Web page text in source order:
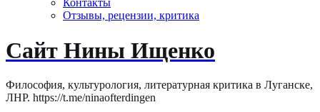
Контакты
Отзывы, рецензии, критика
Сайт Нины Ищенко
Философия, культурология, литературная критика в Луганске,
ЛНР. https://t.me/ninaofterdingen